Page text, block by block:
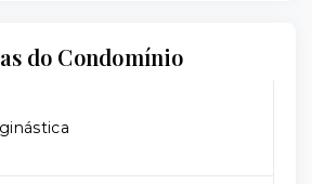
do Condomínio